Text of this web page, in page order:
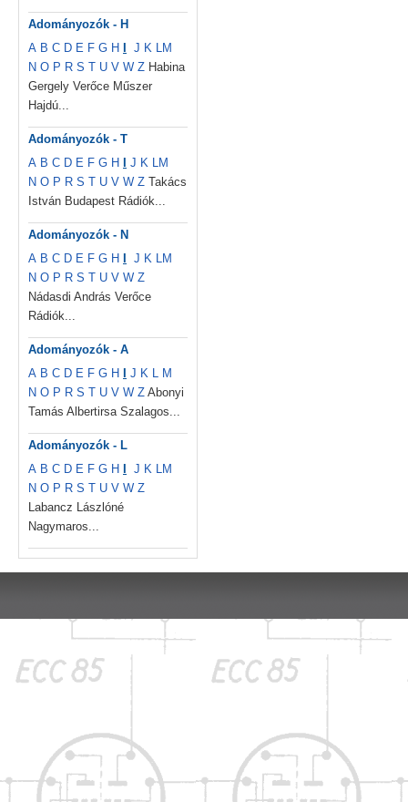
Adományozók - H
A B C D E F G H J K LM
N O P R S T U V W Z Habina
Gergely Verőce Műszer
Hajdú...
Adományozók - T
A B C D E F G H J K LM
N O P R S T U V W Z Takács
István Budapest Rádiók...
Adományozók - N
A B C D E F G H J K LM
N O P R S T U V W Z
Nádasdi András Verőce
Rádiók...
Adományozók - A
A B C D E F G H J K L M
N O P R S T U V W Z Abonyi
Tamás Albertirsa Szalagos...
Adományozók - L
A B C D E F G H J K LM
N O P R S T U V W Z
Labancz Lászlóné
Nagymaros...